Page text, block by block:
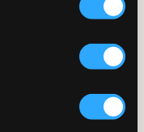
Le T-shirt a un col